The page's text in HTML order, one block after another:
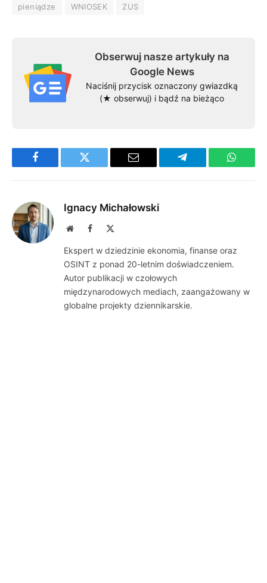
pieniądze WNIOSEK ZUS
Obserwuj nasze artykuły na
Google News
Naciśnij przycisk oznaczony gwiazdką
(★ obserwuj) i bądź na bieżąco
Facebook Twitter Email Telegram
Ignacy Michałowski
WebsiteFacebook
Ekspert w dziedzinie ekonomia, finanse oraz
OSINT z ponad 20-letnim doświadczeniem.
Autor publikacji w czołowych
międzynarodowych mediach, zaangażowany w
globalne projekty dziennikarskie.